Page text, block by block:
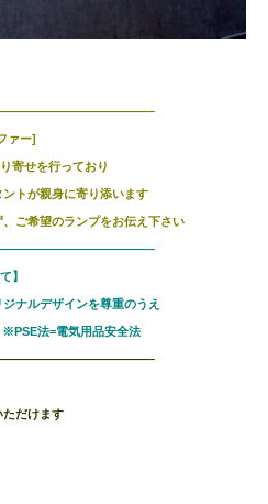
ァー]
寄せを行っており
トが親身に寄り添います
ご希望のランプをお伝え下さい
】
ナルデザインを尊重のうえ
法=電気用品安全法
ただけます